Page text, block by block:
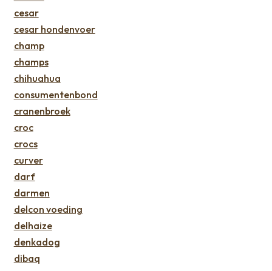
cesar
cesar hondenvoer
champ
champs
chihuahua
consumentenbond
cranenbroek
croc
crocs
curver
darf
darmen
delcon voeding
delhaize
denkadog
dibaq